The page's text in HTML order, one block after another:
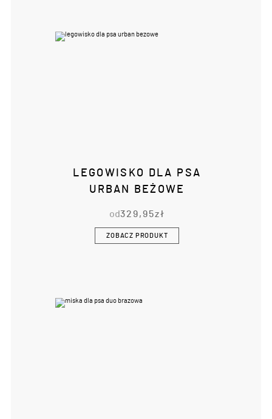
LEGOWISKO DLA PSA
URBAN BEŻOWE
od329,95zł
ZOBACZ PRODUKT